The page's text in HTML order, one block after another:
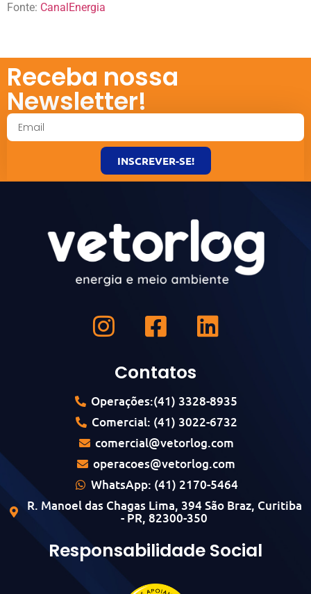
Fonte: CanalEnergia
Receba nossa
Newsletter!
INSCREVER-SE!
Contatos
Operações:(41) 3328-8935
Comercial: (41) 3022-6732
comercial@vetorlog.com
operacoes@vetorlog.com
WhatsApp: (41) 2170-5464
R. Manoel das Chagas Lima, 394 São Braz, Curitiba
- PR, 82300-350
Responsabilidade Social